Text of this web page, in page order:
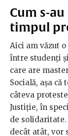
Cum s-
timpul
Aici am văzut
între studenți
care are
Socială, așa
câteva
Justiție, în
de
decât atât, vor